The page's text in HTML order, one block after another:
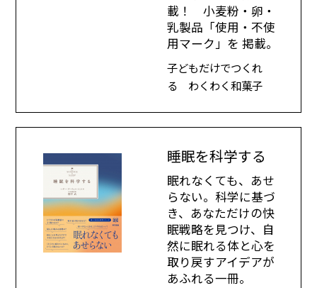
載！ 小麦粉・卵・
乳製品「使用・不使
用マーク」を 掲載。
子どもだけでつくれ
る わくわく和菓子
睡眠を科学する
眠れなくても、あせ
らない。科学に基づ
き、あなただけの快
眠戦略を見つけ、自
然に眠れる体と心を
取り戻すアイデアが
あふれる一冊。